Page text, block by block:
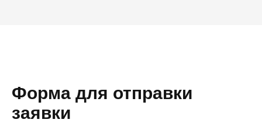
Форма для отправки
заявки